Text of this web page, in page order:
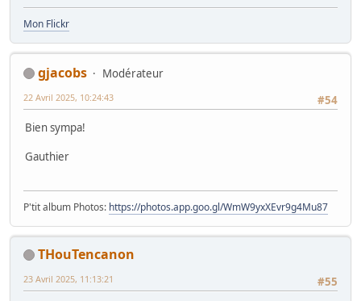
Mon Flickr
gjacobs
Modérateur
#54
22 Avril 2025, 10:24:43
Bien sympa!
Gauthier
P'tit album Photos: https://photos.app.goo.gl/WmW9yxXEvr9g4Mu87
THouTencanon
#55
23 Avril 2025, 11:13:21